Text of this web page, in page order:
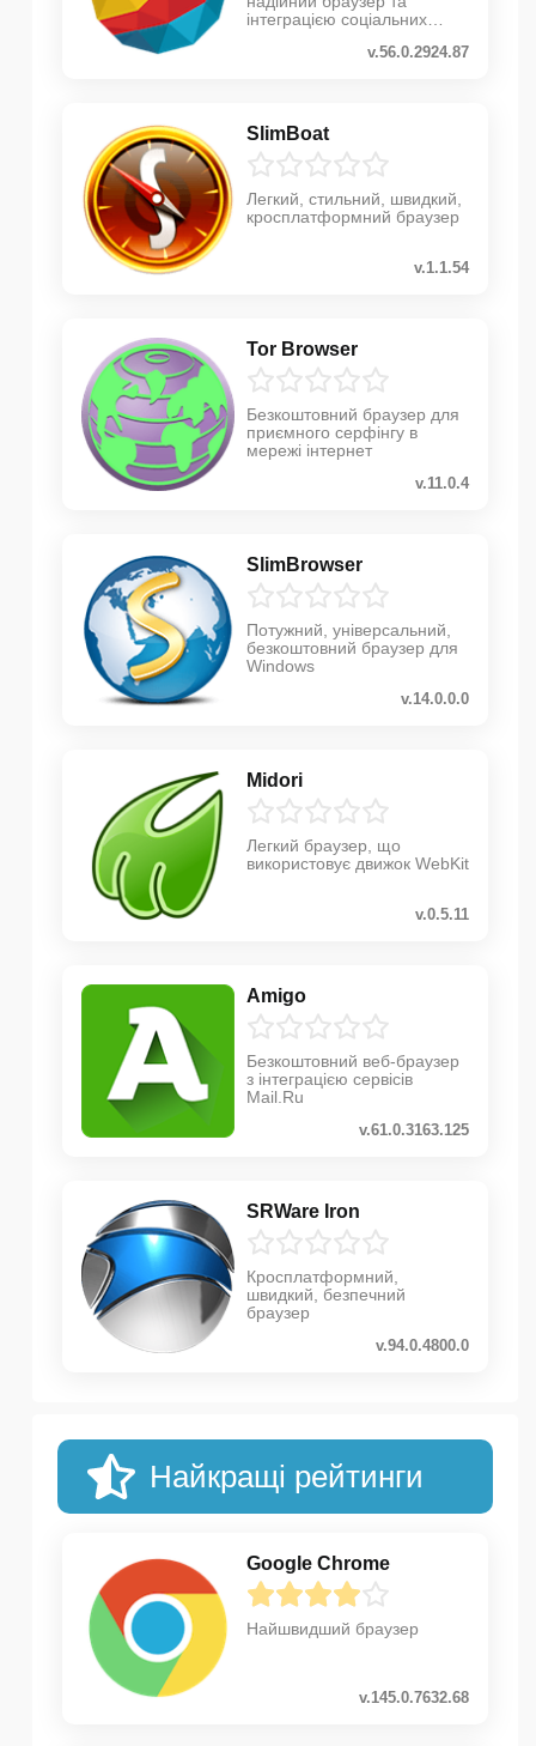
інтеграцією соціальних
v.56.0.2924.87
SlimBoat
Легкий, стильний, швидкий,
кросплатформний браузер
v.1.1.54
Tor Browser
Безкоштовний браузер для
приємного серфінгу в
мережі інтернет
v.11.0.4
SlimBrowser
Потужний, універсальний,
безкоштовний браузер для
Windows
v.14.0.0.0
Midori
Легкий браузер, що
використовує движок WebKit
v.0.5.11
Amigo
Безкоштовний веб-браузер
з інтеграцією сервісів
Mail.Ru
v.61.0.3163.125
SRWare Iron
Кросплатформний,
швидкий, безпечний
браузер
v.94.0.4800.0
Найкращі рейтинги
Google Chrome
Найшвидший браузер
v.145.0.7632.68